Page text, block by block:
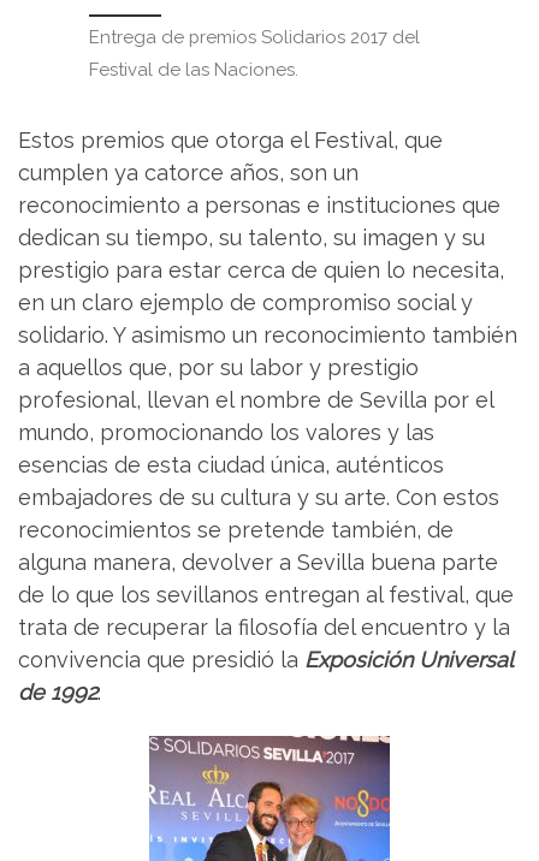
Entrega de premios Solidarios 2017 del
Festival de las Naciones.
Estos premios que otorga el Festival, que
cumplen ya catorce años, son un
reconocimiento a personas e instituciones que
dedican su tiempo, su talento, su imagen y su
prestigio para estar cerca de quien lo necesita,
en un claro ejemplo de compromiso social y
solidario. Y asimismo un reconocimiento también
a aquellos que, por su labor y prestigio
profesional, llevan el nombre de Sevilla por el
mundo, promocionando los valores y las
esencias de esta ciudad única, auténticos
embajadores de su cultura y su arte. Con estos
reconocimientos se pretende también, de
alguna manera, devolver a Sevilla buena parte
de lo que los sevillanos entregan al festival, que
trata de recuperar la filosofía del encuentro y la
convivencia que presidió la Exposición Universal
de 1992.